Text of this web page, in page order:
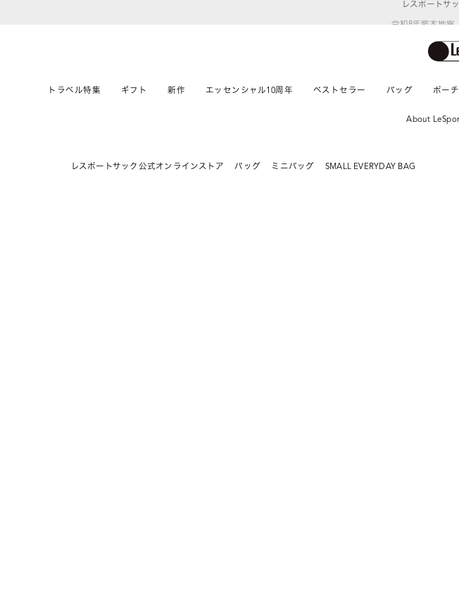
トラベル特集 ギフト 新作 エッセンシャル10周年 ベストセラー バッグ ポー
About
レスポートサック公式オンラインストア バッグ ミニバッグ SMALL EVERYDAY BAG